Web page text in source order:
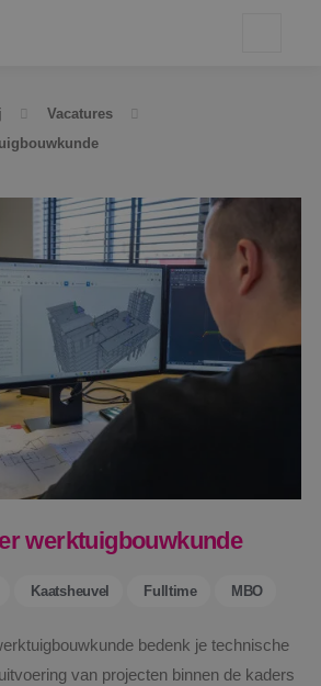
Vacatures
werktuigbouwkunde
Kaatsheuvel Fulltime MBO
bedenk je technische
van projecten binnen de kaders